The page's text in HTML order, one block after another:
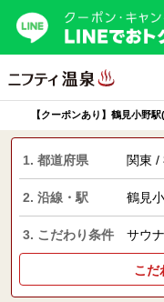
【クーポンあり】鶴見小野
1. 都道府県 関東 /
2. 沿線・駅 鶴見
3. こだわり条件 サウナ
こだ